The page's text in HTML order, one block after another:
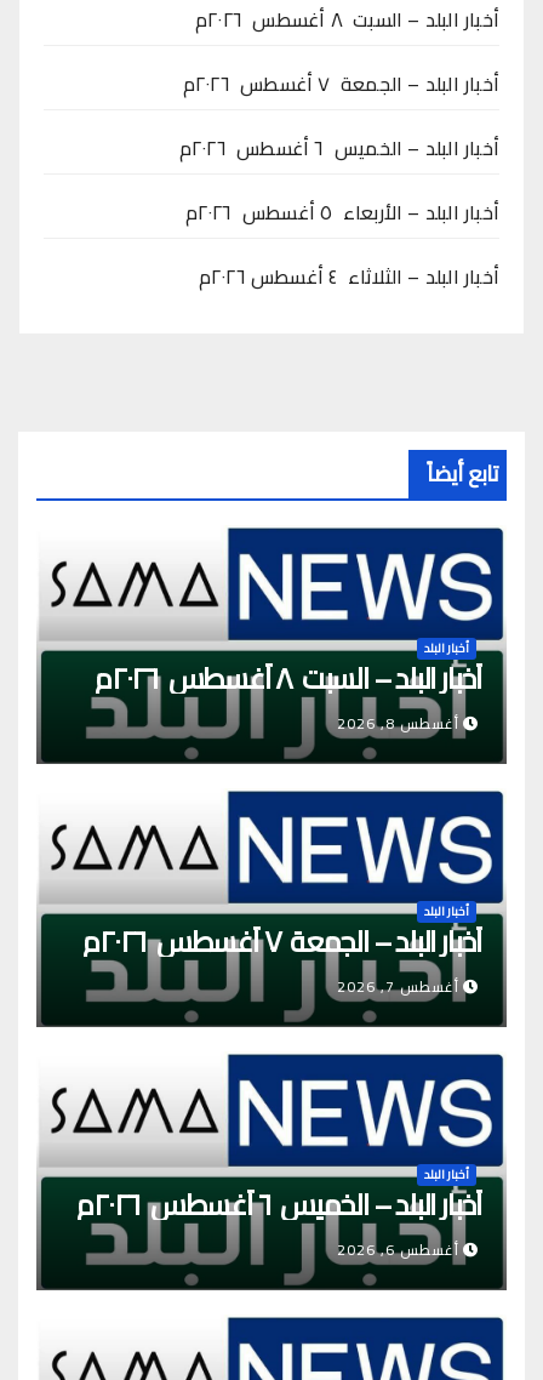
أخبار البلد – السبت ٨ أغسطس ٢٠٢٦م
أخبار البلد – الجمعة ٧ أغسطس ٢٠٢٦م
أخبار البلد – الخميس ٦ أغسطس ٢٠٢٦م
أخبار البلد – الأربعاء ٥ أغسطس ٢٠٢٦م
أخبار البلد – الثلاثاء ٤ أغسطس ٢٠٢٦م
تابع أيضاً
أخبار البلد
أخبار البلد – السبت ٨ أغسطس ٢٠٢٦م
أغسطس 8, 2026
أخبار البلد
أخبار البلد – الجمعة ٧ أغسطس ٢٠٢٦م
أغسطس 7, 2026
أخبار البلد
أخبار البلد – الخميس ٦ أغسطس ٢٠٢٦م
أغسطس 6, 2026